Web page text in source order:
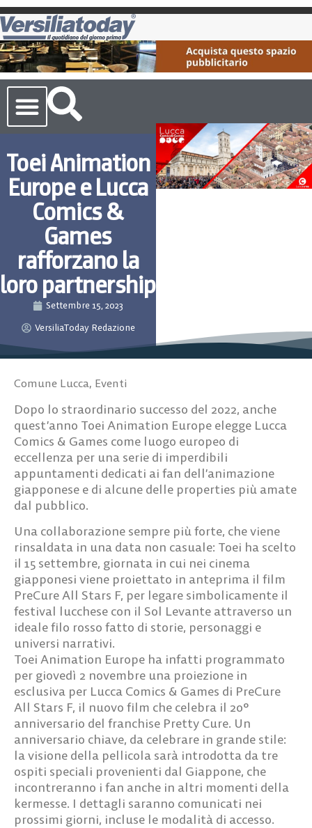
Toei Animation
Europe e Lucca
Comics &
Games
rafforzano la
loro partnership
Settembre 15, 2023
VersiliaToday Redazione
Comune Lucca, Eventi
Dopo lo straordinario successo del 2022, anche
quest’anno Toei Animation Europe elegge Lucca
Comics & Games come luogo europeo di
eccellenza per una serie di imperdibili
appuntamenti dedicati ai fan dell’animazione
giapponese e di alcune delle properties più amate
dal pubblico.
Una collaborazione sempre più forte, che viene
rinsaldata in una data non casuale: Toei ha scelto
il 15 settembre, giornata in cui nei cinema
giapponesi viene proiettato in anteprima il film
PreCure All Stars F, per legare simbolicamente il
festival lucchese con il Sol Levante attraverso un
ideale filo rosso fatto di storie, personaggi e
universi narrativi.
Toei Animation Europe ha infatti programmato
per giovedì 2 novembre una proiezione in
esclusiva per Lucca Comics & Games di PreCure
All Stars F, il nuovo film che celebra il 20°
anniversario del franchise Pretty Cure. Un
anniversario chiave, da celebrare in grande stile:
la visione della pellicola sarà introdotta da tre
ospiti speciali provenienti dal Giappone, che
incontreranno i fan anche in altri momenti della
kermesse. I dettagli saranno comunicati nei
prossimi giorni, incluse le modalità di accesso.